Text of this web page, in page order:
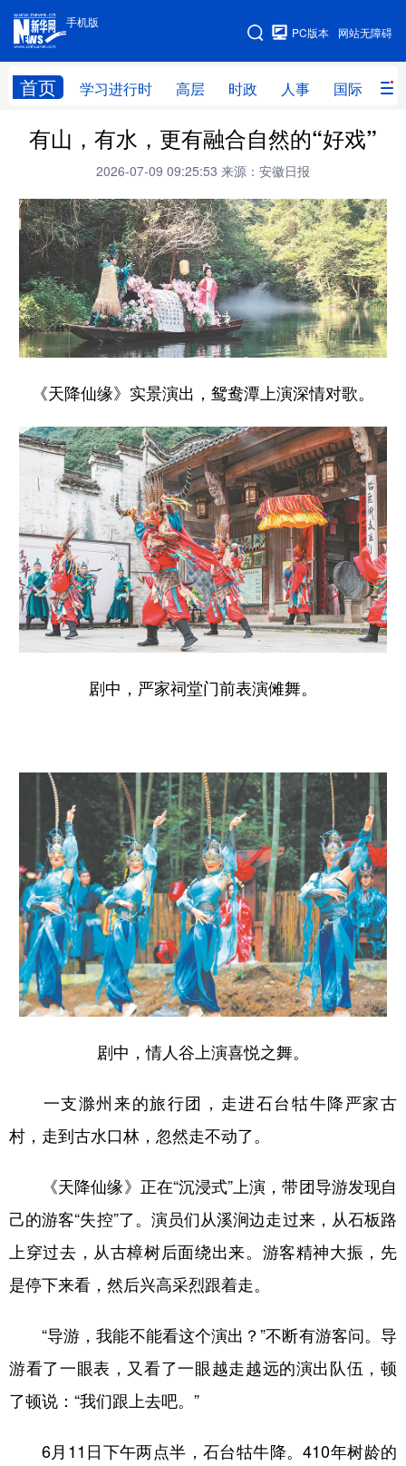
手机版
网站无障碍
PC版本
首页 学习进行时 高层 时政 人事 国际 财
手机版
网站地图
学习进行时 高层 时政 人事
财经 网评
台湾 思客智库 全球连线 教育
科技 科创 量子 体育
文化 书画 健康 军事
访谈 视频 图片 政务
食品 人居 信息化 数字经济
学术中国 乡村振兴 银龄 溯源中国
城市 旅游 能源 会展
彩票 娱乐 时尚 悦读
公益 一带一路 亚太网 上市公司
文化产业
浙江 安徽 福建 江西
山东 河南 湖北 湖南
广东 广西 海南 重庆
四川 贵州 云南 西藏
陕西 甘肃 青海 宁夏
新疆 内蒙古 黑龙江
有山，有水，更有融合自然的“好戏”
2026-07-09 09:25:53 来源：安徽日报
《天降仙缘》实景演出，鸳鸯潭上演深情对歌。
剧中，严家祠堂门前表演傩舞。
剧中，情人谷上演喜悦之舞。
一支滁州来的旅行团，走进石台牯牛降严家古
村，走到古水口林，忽然走不动了。
《天降仙缘》正在“沉浸式”上演，带团导游发现自
己的游客“失控”了。演员们从溪涧边走过来，从石板路
上穿过去，从古樟树后面绕出来。游客精神大振，先
是停下来看，然后兴高采烈跟着走。
“导游，我能不能看这个演出？”不断有游客问。导
游看了一眼表，又看了一眼越走越远的演出队伍，顿
了顿说：“我们跟上去吧。”
6月11日下午两点半，石台牯牛降。410年树龄的